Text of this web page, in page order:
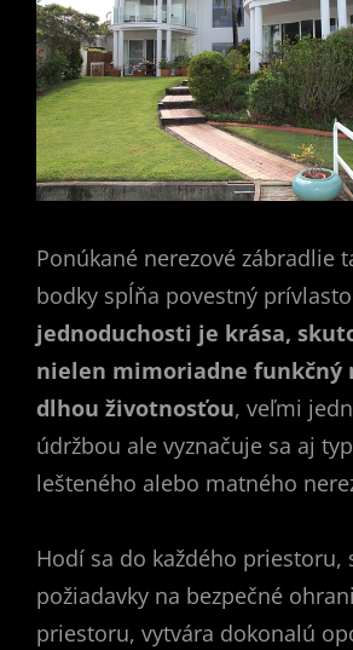
Ponúkané nerezové zábradlie
bodky spĺňa povestný
jednoduchosti je krása,
nielen mimoriadne funkčný
dlhou životnosťou, veľmi
údržbou ale vyznačuje sa aj
lešteného alebo matného
Hodí sa do každého priestoru,
požiadavky na bezpečné
priestoru, vytvára dokonalú